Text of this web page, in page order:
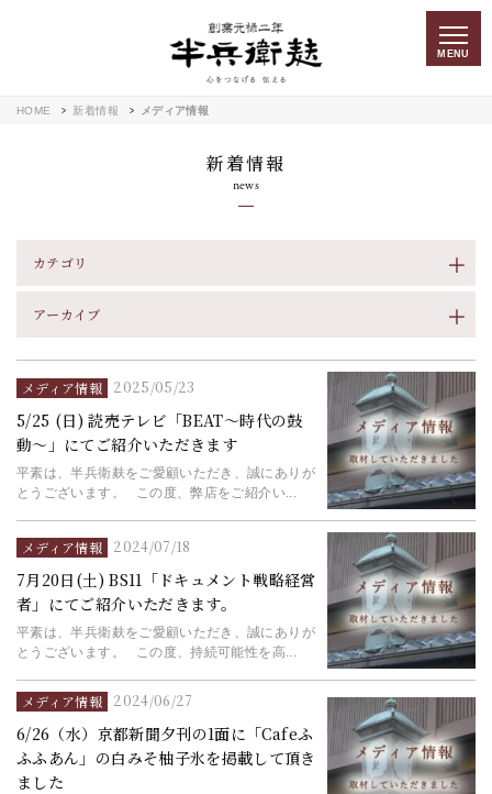
MENU
HOME 新着情報 メディア情報
新着情報
news
カテゴリ
アーカイブ
2025/05/23
メディア情報
5/25 (日) 読売テレビ「BEAT～時代の鼓
動～」にてご紹介いただきます
平素は、半兵衛麸をご愛顧いただき、誠にありが
とうございます。 この度、弊店をご紹介い...
2024/07/18
メディア情報
7月20日(土) BS11「ドキュメント戦略経営
者」にてご紹介いただきます。
平素は、半兵衛麸をご愛顧いただき、誠にありが
とうございます。 この度、持続可能性を高...
2024/06/27
メディア情報
6/26（水）京都新聞夕刊の1面に「Cafeふ
ふふあん」の白みそ柚子氷を掲載して頂き
ました